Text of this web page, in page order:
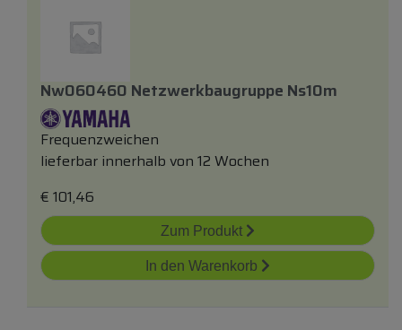
Nw060460 Netzwerkbaugruppe Ns10m
Frequenzweichen
lieferbar innerhalb von 12 Wochen
€ 101,46
Zum Produkt
In den Warenkorb